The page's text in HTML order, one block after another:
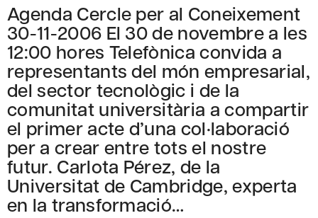
Agenda Cercle per al Coneixement
30-11-2006 El 30 de novembre a les
12:00 hores Telefònica convida a
representants del món empresarial,
del sector tecnològic i de la
comunitat universitària a compartir
el primer acte d’una col·laboració
per a crear entre tots el nostre
futur. Carlota Pérez, de la
Universitat de Cambridge, experta
en la transformació…